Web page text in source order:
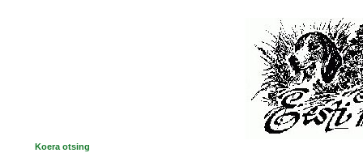
Koera otsing